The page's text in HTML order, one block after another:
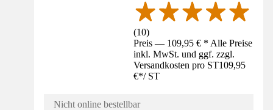
(10)
Preis — 109,95 € * Alle Preise
inkl. MwSt. und ggf. zzgl.
Versandkosten pro ST109,95
€*/ ST
Nicht online bestellbar